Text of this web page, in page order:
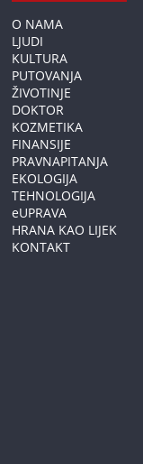
O NAMA
LJUDI
KULTURA
PUTOVANJA
ŽIVOTINJE
DOKTOR
KOZMETIKA
FINANSIJE
PRAVNAPITANJA
EKOLOGIJA
TEHNOLOGIJA
eUPRAVA
HRANA KAO LIJEK
KONTAKT